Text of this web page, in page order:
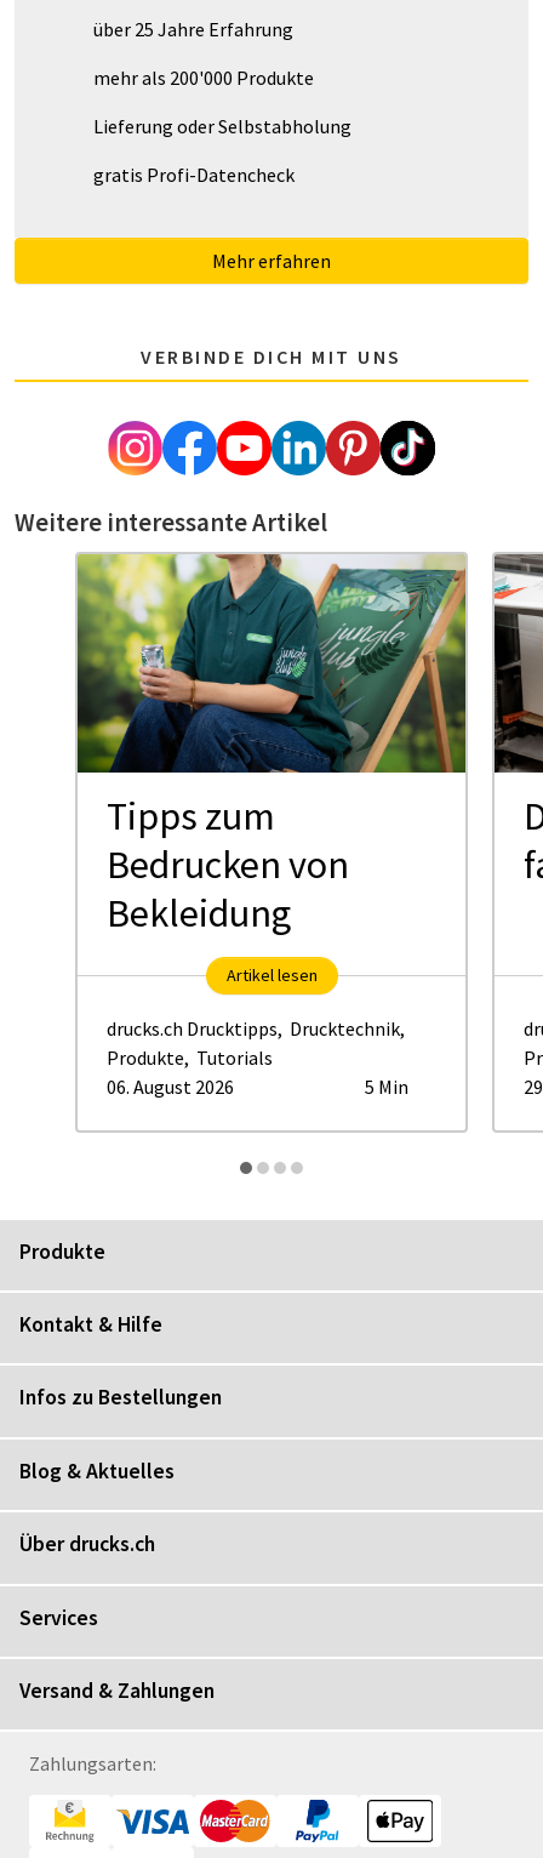
über 25 Jahre Erfahrung
mehr als 200'000 Produkte
Lieferung oder Selbstabholung
gratis Profi-Datencheck
Mehr erfahren
VERBINDE DICH MIT UNS
Weitere interessante Artikel
Tipps zum
Bedrucken von
Bekleidung
Artikel lesen
drucks.ch Drucktipps, Drucktechnik,
Produkte, Tutorials
06. August 2026
5 Min
Produkte
Kontakt & Hilfe
Infos zu Bestellungen
Blog & Aktuelles
Über drucks.ch
Services
Versand & Zahlungen
Zahlungsarten: